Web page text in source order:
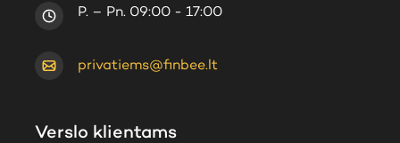
P. – Pn. 09:00 - 17:00
privatiems@finbee.lt
Verslo klientams